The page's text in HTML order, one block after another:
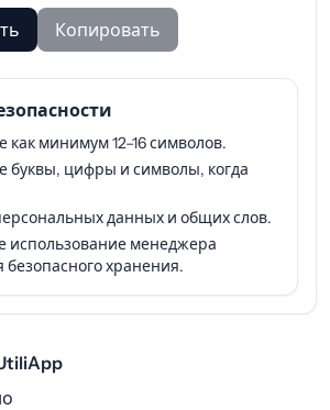
Копировать
как минимум 12–16 символов.
буквы, цифры и символы, когда
данных и общих слов.
использование менеджера
безопасного хранения.